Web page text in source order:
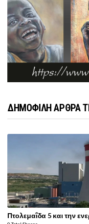
ΔΗΜΟΦΙΛΗ ΑΡΘΡΑ
Πτολεμαΐδα 5 και την